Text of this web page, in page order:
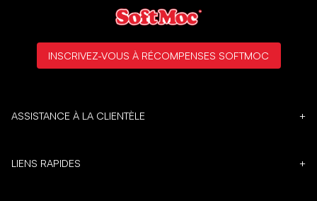
ASSISTANCE À LA CLIENTÈLE +
LIENS RAPIDES +
INSCRIVEZ-VOUS À RÉCOMPENSES SOFTMOC